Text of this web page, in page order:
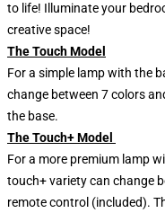
to life! Illuminate your
creative space!
The Touch Model
For a simple lamp with the
change between 7 colors
the base.
The Touch+ Model
For a more premium lamp
touch+ variety can change
remote control (included).